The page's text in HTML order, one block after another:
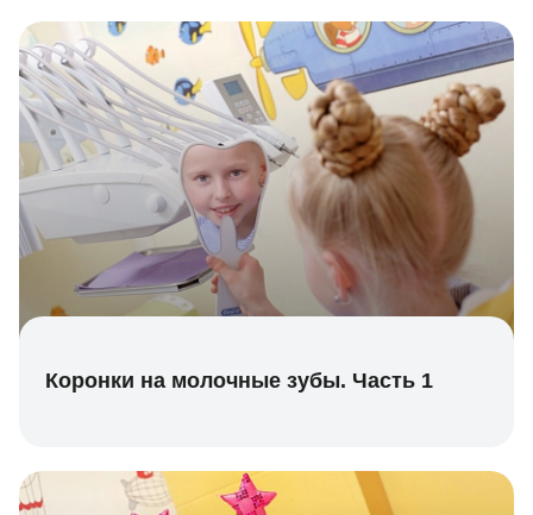
Коронки на молочные зубы. Часть 1